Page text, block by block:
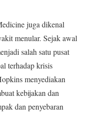
juga dikenal
menular. Sejak awal
salah satu pusat
terhadap krisis
menyediakan
kebijakan dan
dan penyebaran